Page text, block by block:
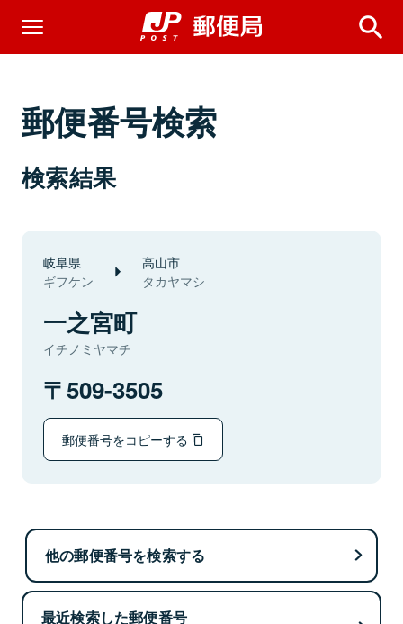
郵便番号検索
検索結果
岐阜県
ギフケン
高山市
タカヤマシ
一之宮町
イチノミヤマチ
509-3505
郵便番号をコピーする
他の郵便番号を検索する
最近検索した郵便番号